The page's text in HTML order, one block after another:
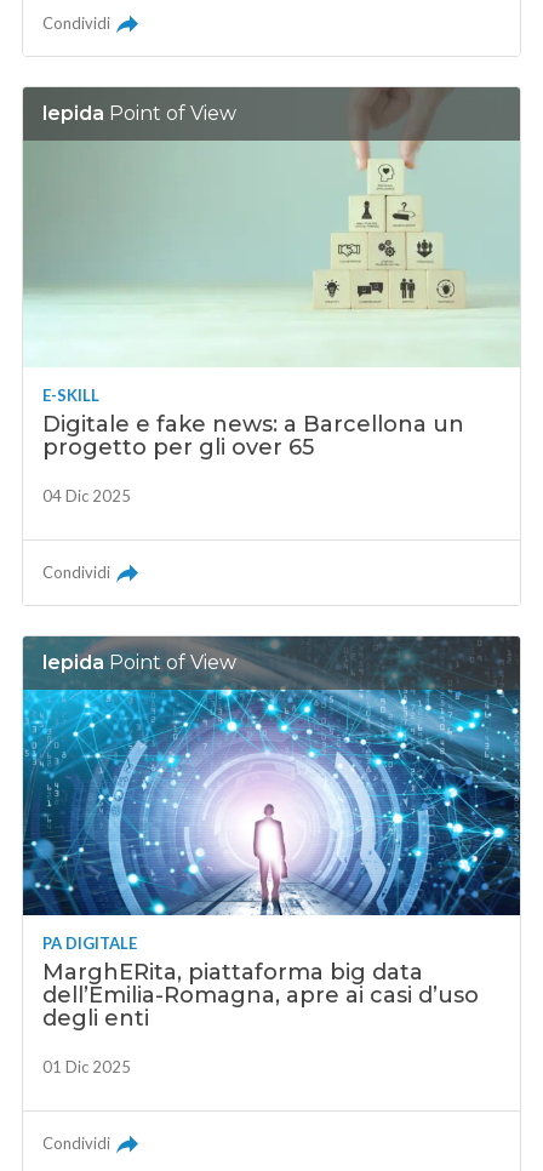
Condividi
lepida Point of View
E-SKILL
Digitale e fake news: a Barcellona un
progetto per gli over 65
04 Dic 2025
Condividi
lepidaPoint of View
PA DIGITALE
MarghERita, piattaforma big data
dell’Emilia-Romagna, apre ai casi d’uso
degli enti
01 Dic 2025
Condividi